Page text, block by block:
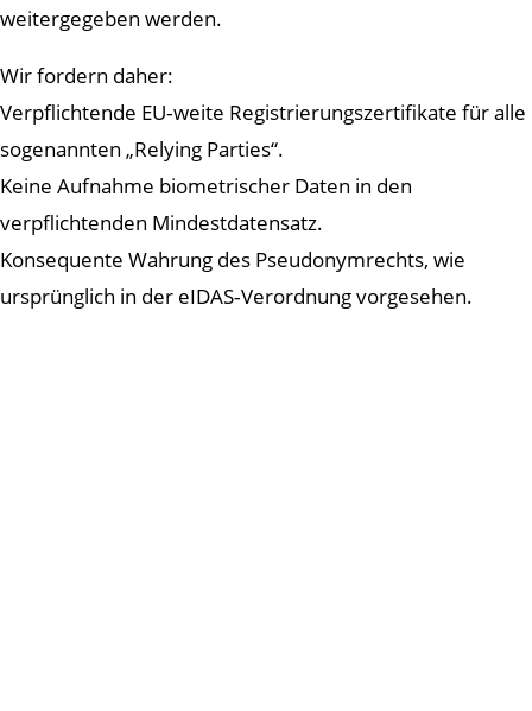
weitergegeben werden.
Wir fordern daher:
Verpflichtende EU‑weite Registrierungszertifikate für alle
sogenannten „Relying Parties“.
Keine Aufnahme biometrischer Daten in den
verpflichtenden Mindestdatensatz.
Konsequente Wahrung des Pseudonymrechts, wie
ursprünglich in der eIDAS‑Verordnung vorgesehen.